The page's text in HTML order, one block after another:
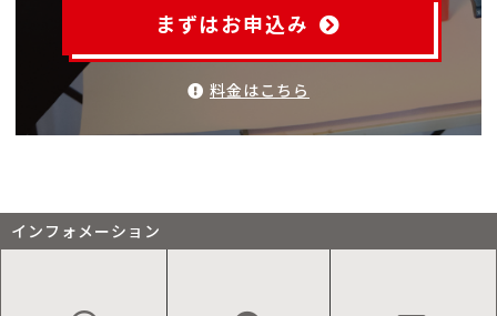
まずはお申込み
料金はこちら
インフォメーション